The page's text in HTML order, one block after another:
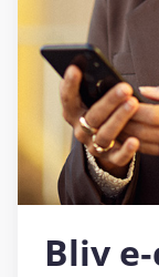
Bliv